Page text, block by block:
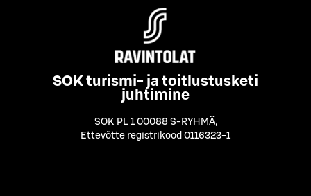
SOK turismi- ja toitlustusketi
juhtimine
SOK PL 1 00088 S-RYHMÄ,
Ettevõtte registrikood 0116323-1